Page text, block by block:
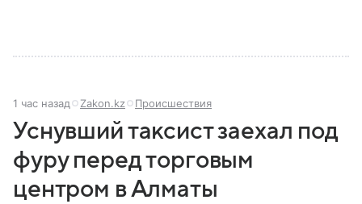
1 час назад Zakon.kz Происшествия
Уснувший таксист заехал под
фуру перед торговым
центром в Алматы